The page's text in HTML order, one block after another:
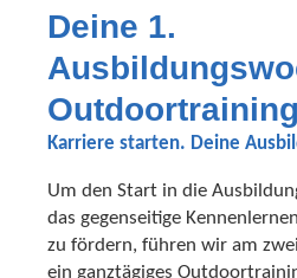
Deine 1.
Outdoortraining
Karriere starten. Deine
Um den Start in die
das gegenseitige
zu fördern, führen wir am
ein ganztägiges